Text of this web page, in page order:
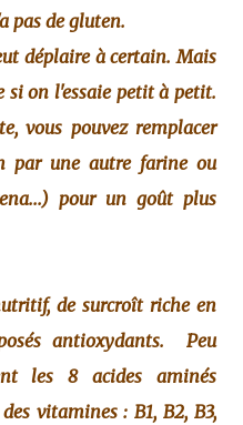
pas de gluten.
déplaire à certain. Mais
si on l'essaie petit à petit.
vous pouvez remplacer
par une autre farine ou
pour un goût plus
de surcroît riche en
antioxydants. Peu
les 8 acides aminés
vitamines : B1, B2, B3,